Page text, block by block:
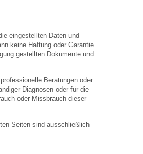
eingestellten Daten und
keine Haftung oder Garantie
gestellten Dokumente und
Beratungen oder
Diagnosen oder für die
oder Missbrauch dieser
Seiten sind ausschließlich